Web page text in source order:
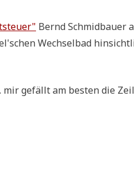
Bernd Schmid­bau­er
Wech­sel­bad
mir gefällt am besten die